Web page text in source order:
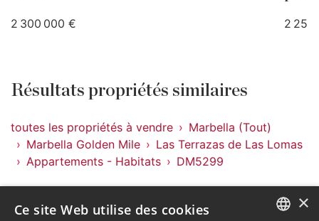
2 300 000 € 2 250
Résultats propriétés similaires
toutes les propriétés à vendre
Marbella (Tout)
Marbella Golden Mile
Las Terrazas de Las Lomas
Appartements - Habitats
DM5299
Propriétés à Marbella Golden Mile
×
Ce site Web utilise des cookies